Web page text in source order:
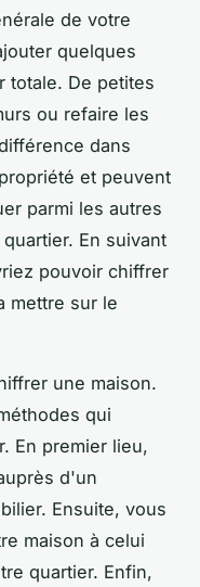
de votre
quelques
totale. De petites
ou refaire les
dans
et peuvent
parmi les autres
En suivant
pouvoir chiffrer
mettre sur le
une maison.
qui
En premier lieu,
d'un
Ensuite, vous
maison à celui
quartier. Enfin,